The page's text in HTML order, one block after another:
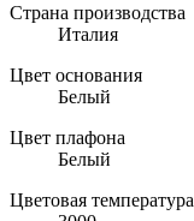
Страна производства
Италия
Цвет основания
Белый
Цвет плафона
Белый
Цветовая температура